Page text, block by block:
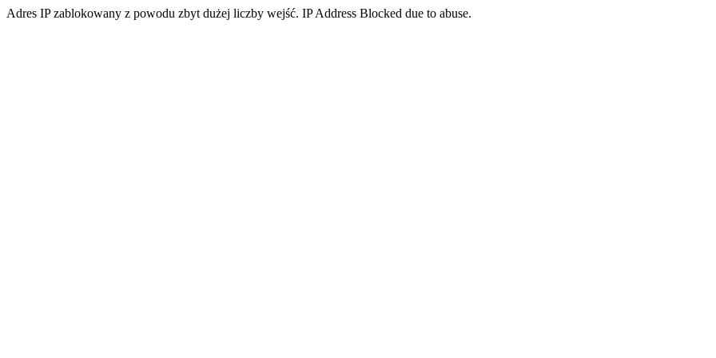
Adres IP zablokowany z powodu zbyt dużej liczby wejść. IP Address Blocked due to abuse.